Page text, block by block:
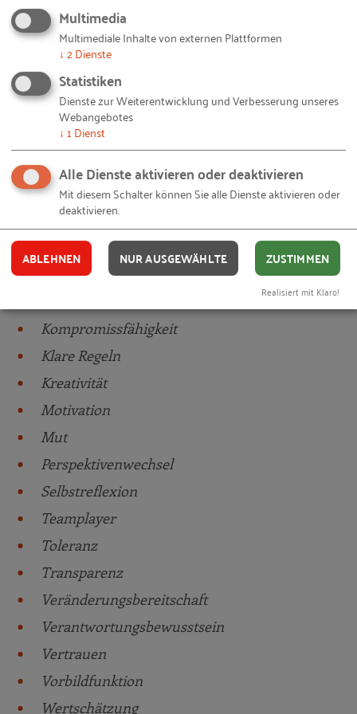
Situation an?
Akzeptanz
Anerkennung
Authentizität
Durchsetzungsversmögen
Empathie
Entscheidungsfähigkeit
Fairness
Fingerspitzengefühl
Humor
Kompromissfähigkeit
Klare Regeln
Kreativität
Motivation
Mut
Perspektivenwechsel
Selbstreflexion
Teamplayer
Toleranz
Transparenz
Veränderungsbereitschaft
Verantwortungsbewusstsein
Vertrauen
Vorbildfunktion
Wertschätzung
Multimedia
Multimediale Inhalte von externen Plattformen
↓ 2Dienste
Statistiken
Dienste zur Weiterentwicklung und Verbesserung unseres
Webangebotes
↓ 1 Dienst
Alle Dienste aktivieren oder deaktivieren
Mit diesem Schalter können Sie alle Dienste aktivieren oder
deaktivieren.
ABLEHNEN NUR AUSGEWÄHLTE ZUSTIMMEN
Realisiert mit Klaro!